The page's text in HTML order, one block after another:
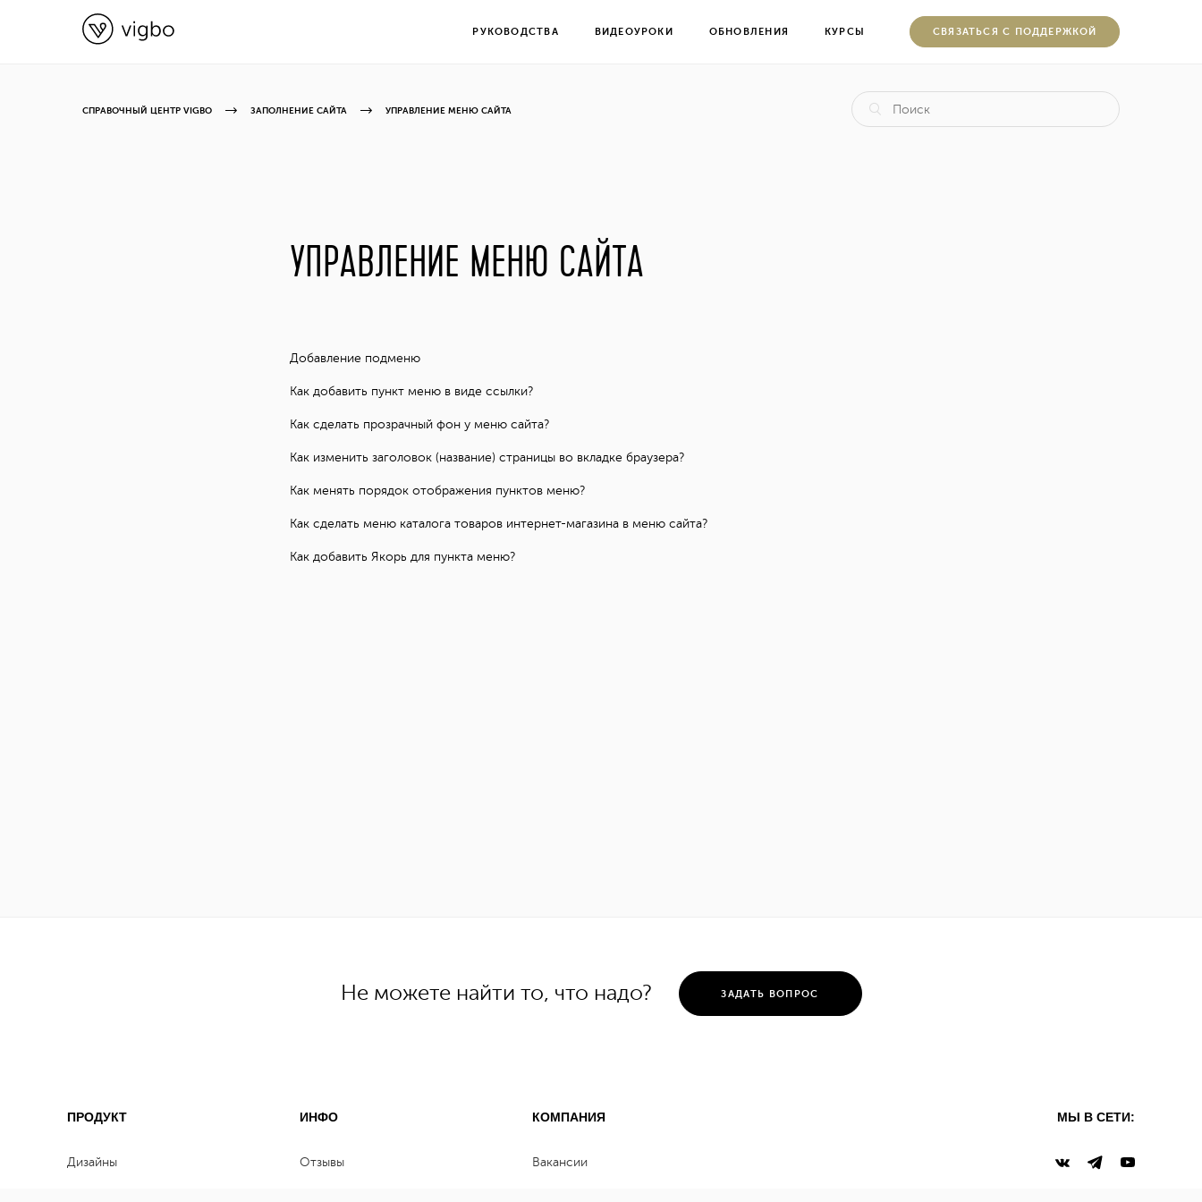
РУКОВОДСТВА ВИДЕОУРОКИ ОБНОВЛЕНИЯ КУРСЫ CВЯЗАТЬСЯ С ПОДДЕРЖКОЙ
СПРАВОЧНЫЙ ЦЕНТР VIGBO ЗАПОЛНЕНИЕ САЙТА УПРАВЛЕНИЕ МЕНЮ САЙТА
УПРАВЛЕНИЕ МЕНЮ САЙТА
Добавление подменю
Как добавить пункт меню в виде ссылки?
Как сделать прозрачный фон у меню сайта?
Как изменить заголовок (название) страницы во вкладке браузера?
Как менять порядок отображения пунктов меню?
Как сделать меню каталога товаров интернет-магазина в меню сайта?
Как добавить Якорь для пункта меню?
Не можете найти то, что надо? ЗАДАТЬ ВОПРОС
ПРОДУКТ
Дизайны
ИНФО
Отзывы
КОМПАНИЯ
Вакансии
МЫ В СЕТИ: